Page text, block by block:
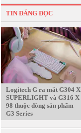
TIN ĐÁNG ĐỌC
Logitech G ra mắt G304 X
SUPERLIGHT và G316 X
98 thuộc dòng sản phẩm
G3 Series